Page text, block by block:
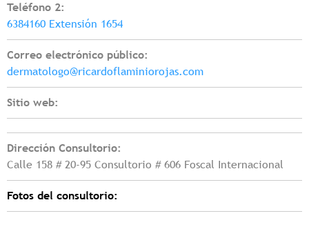
Teléfono 2:
6384160 Extensión 1654
Correo electrónico público:
dermatologo@ricardoflaminiorojas.com
Sitio web:
Dirección Consultorio:
Calle 158 # 20-95 Consultorio # 606 Foscal Internacional
Fotos del consultorio: